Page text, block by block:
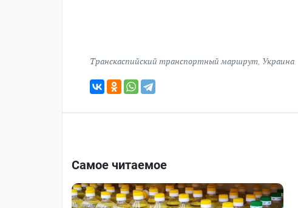
Транскаспийский транспортный маршрут Украина
Самое читаемое